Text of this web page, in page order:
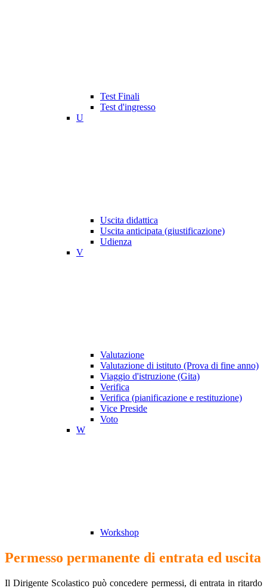
Test Finali
Test d'ingresso
U
Uscita didattica
Uscita anticipata (giustificazione)
Udienza
V
Valutazione
Valutazione di istituto (Prova di fine anno)
Viaggio d'istruzione (Gita)
Verifica
Verifica (pianificazione e restituzione)
Vice Preside
Voto
W
Workshop
Permesso permanente di entrata ed uscita
Il Dirigente Scolastico può concedere permessi, di entrata in ritardo